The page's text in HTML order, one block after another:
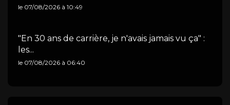
le 07/08/2026 à 10:49
"En 30 ans de carrière, je n'avais jamais vu ça" :
les...
le 07/08/2026 à 06:40